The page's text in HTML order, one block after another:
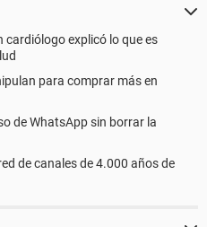
cardiólogo explicó lo que es
para comprar más en
de WhatsApp sin borrar la
de canales de 4.000 años de